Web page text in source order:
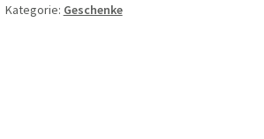
Kategorie: Geschenke